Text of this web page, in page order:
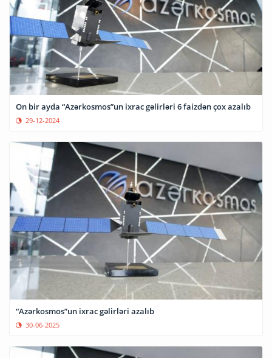
On bir ayda “Azərkosmos”un ixrac gəlirləri 6 faizdən çox azalıb
29-12-2024
“Azərkosmos”un ixrac gəlirləri azalıb
30-06-2025